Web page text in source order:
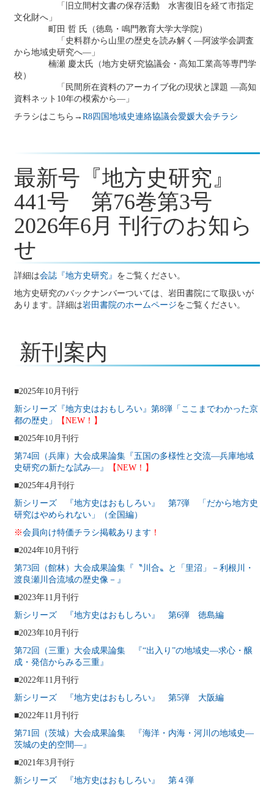
地域史研究の新たな試み―』
2025年10月10日
会員の皆様へ 会誌437号発送の遅れにつきお詫び
2025年10月7日
研究例会2025年度第１回研究例会のご案内（加能地域史研
究会との合同例会）（2025年11月8日）
2025年10月7日
会誌『地方史研究』『地方史研究』437号 第75巻第5号
2025年10月
イベント情報2025年10月のイベント(更新しました)
2025年9月18日
大会・総会第75回（福島）大会 報告要旨
2025年9月9日
事務局
創立75周年記念祝賀会の開催について
2025年9月4日
大会・総会
第75回（福島）大会 書籍・雑誌展示（出版
社・研究会）の申し込みフォームのお知らせ（申込は締め
切りました）
2025年9月4日
大会・総会2025年度（福島）大会のご案内（最新）
2025年9月3日
2025年8月11日
会誌『地方史研究』『地方史研究』436号 第75巻第4号
2025年8月10日
会誌『地方史研究』 「原稿募集」を変更致しました
2025年8月7日
事務局（会員の皆様へ）名簿作成にご協力ください
2025年7月28日
イベント情報 2025年8月のイベント
2025年7月27日
イベント情報
2025年7月15日
事務局 事務局臨時休室のお知らせ（7月21日・月：祝日）
2025年6月9日
会誌『地方史研究』
2025年6月
2025年6月8日
地方史運動国文学研究資料館アーカイブズ学研究分野の廃
絶の危機に警鐘を鳴らし、 機能充実・強化を訴える声明
2025年6月8日
地方史運動 日本学術会議第 194 回総会決定を支持し、「日
本学術会議法案」の廃案を求める声明
2025年6月5日
（2025年7月20日）
2025年6月5日
研究例会 2024年度第6回研究例会（2025年7月12日）
2025年6月2日
イベント情報2025年6月のイベント
2025年5月12日
弾『だから地方史研究はやめられない』刊行！
「旧立間村文書の保存活動 水害復旧を経て市指定
文化財へ」
町田 哲 氏（徳島・鳴門教育大学大学院）
「史料群から山里の歴史を読み解く―阿波学会調査
から地域史研究へ―」
楠瀬 慶太氏（地方史研究協議会・高知工業高等専門学
校）
「民間所在資料のアーカイブ化の現状と課題 ―高知
資料ネット10年の模索から―」
チラシはこちら→ R8四国地域史連絡協議会愛媛大会チラシ
最新号『地方史研究』
441号 第76巻第3号
2026年6月 刊行のお知ら
せ
詳細は会誌『地方史研究』 をご覧ください。
地方史研究のバックナンバーついては、岩田書院にて取扱いが
あります。詳細は岩田書院のホームページをご覧ください。
新刊案内
■2025年10月刊行
新シリーズ『地方史はおもしろい』第8弾「ここまでわかった京
都の歴史」
【NEW！】
■2025年10月刊行
第74回（兵庫）大会成果論集『五国の多様性と交流―兵庫地域
史研究の新たな試み―』
【NEW！】
■2025年4月刊行
新シリーズ 『地方史はおもしろい』 第7弾 「だから地方史
研究はやめられない」（全国編）
※会員向け特価チラシ掲載あります ！
■2024年10月刊行
第73回（館林）大会成果論集『〝川合〟と「里沼」－利根川・
渡良瀬川合流域の歴史像－』
■2023年11月刊行
新シリーズ 『地方史はおもしろい』 第6弾 徳島編
■2023年10月刊行
第72回（三重）大会成果論集 『“出入り”の地域史―求心・醸
成・発信からみる三重』
■2022年11月刊行
新シリーズ 『地方史はおもしろい』 第5弾 大阪編
■2022年11月刊行
第71回（茨城）大会成果論集 『海洋・内海・河川の地域史―
茨城の史的空間―』
■2021年3月刊行
新シリーズ 『地方史はおもしろい』 第４弾